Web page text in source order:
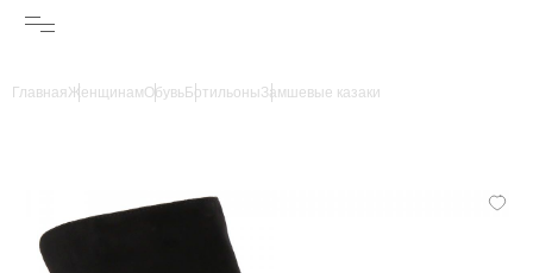
ГлавнаяЖенщинамОбувьБотильоныЗамшевые казаки